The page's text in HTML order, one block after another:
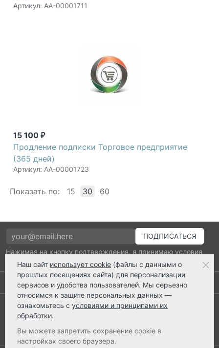
Артикул: АА-00001711
15 100 ₽
Продление подписки Торговое предприятие
(365 дней)
Артикул: АА-00001723
Показать по: 15 30 60
Нажимая на кнопку подтверждения, я принимаю условия
политики обработки персональных данных
Выполнено заказов: 52530
8 800 2018-054
Наш сайт использует cookie (файлы с данными о
прошлых посещениях сайта) для персонализации
сервисов и удобства пользователей. Мы серьезно
относимся к защите персональных данных —
ознакомьтесь с условиями и принципами их
обработки.
Вы можете запретить сохранение cookie в
настройках своего браузера.